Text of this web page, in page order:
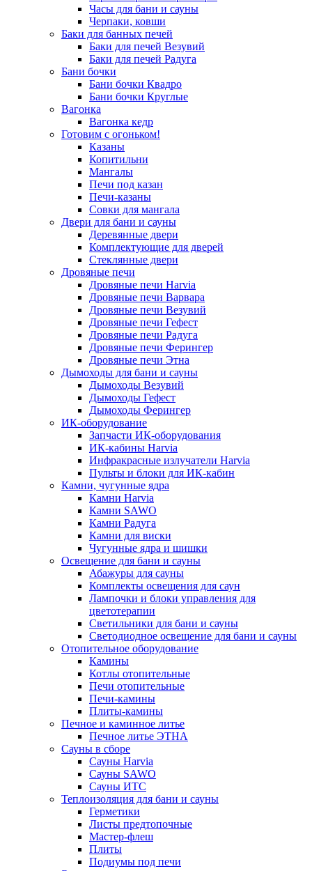
Часы для бани и сауны
Черпаки, ковши
Баки для банных печей
Баки для печей Везувий
Баки для печей Радуга
Бани бочки
Бани бочки Квадро
Бани бочки Круглые
Вагонка
Вагонка кедр
Готовим с огоньком!
Казаны
Копитильни
Мангалы
Печи под казан
Печи-казаны
Совки для мангала
Двери для бани и сауны
Деревянные двери
Комплектующие для дверей
Стеклянные двери
Дровяные печи
Дровяные печи Harvia
Дровяные печи Варвара
Дровяные печи Везувий
Дровяные печи Гефест
Дровяные печи Радуга
Дровяные печи Ферингер
Дровяные печи Этна
Дымоходы для бани и сауны
Дымоходы Везувий
Дымоходы Гефест
Дымоходы Ферингер
ИК-оборудование
Запчасти ИК-оборудования
ИК-кабины Harvia
Инфракрасные излучатели Harvia
Пульты и блоки для ИК-кабин
Камни, чугунные ядра
Камни Harvia
Камни SAWO
Камни Радуга
Камни для виски
Чугунные ядра и шишки
Освещение для бани и сауны
Абажуры для сауны
Комплекты освещения для саун
Лампочки и блоки управления для
цветотерапии
Светильники для бани и сауны
Светодиодное освещение для бани и сауны
Отопительное оборудование
Камины
Котлы отопительные
Печи отопительные
Печи-камины
Плиты-камины
Печное и каминное литье
Печное литье ЭТНА
Сауны в сборе
Cауны Harvia
Сауны SAWO
Сауны ИТС
Теплоизоляция для бани и сауны
Герметики
Листы предтопочные
Мастер-флеш
Плиты
Подиумы под печи